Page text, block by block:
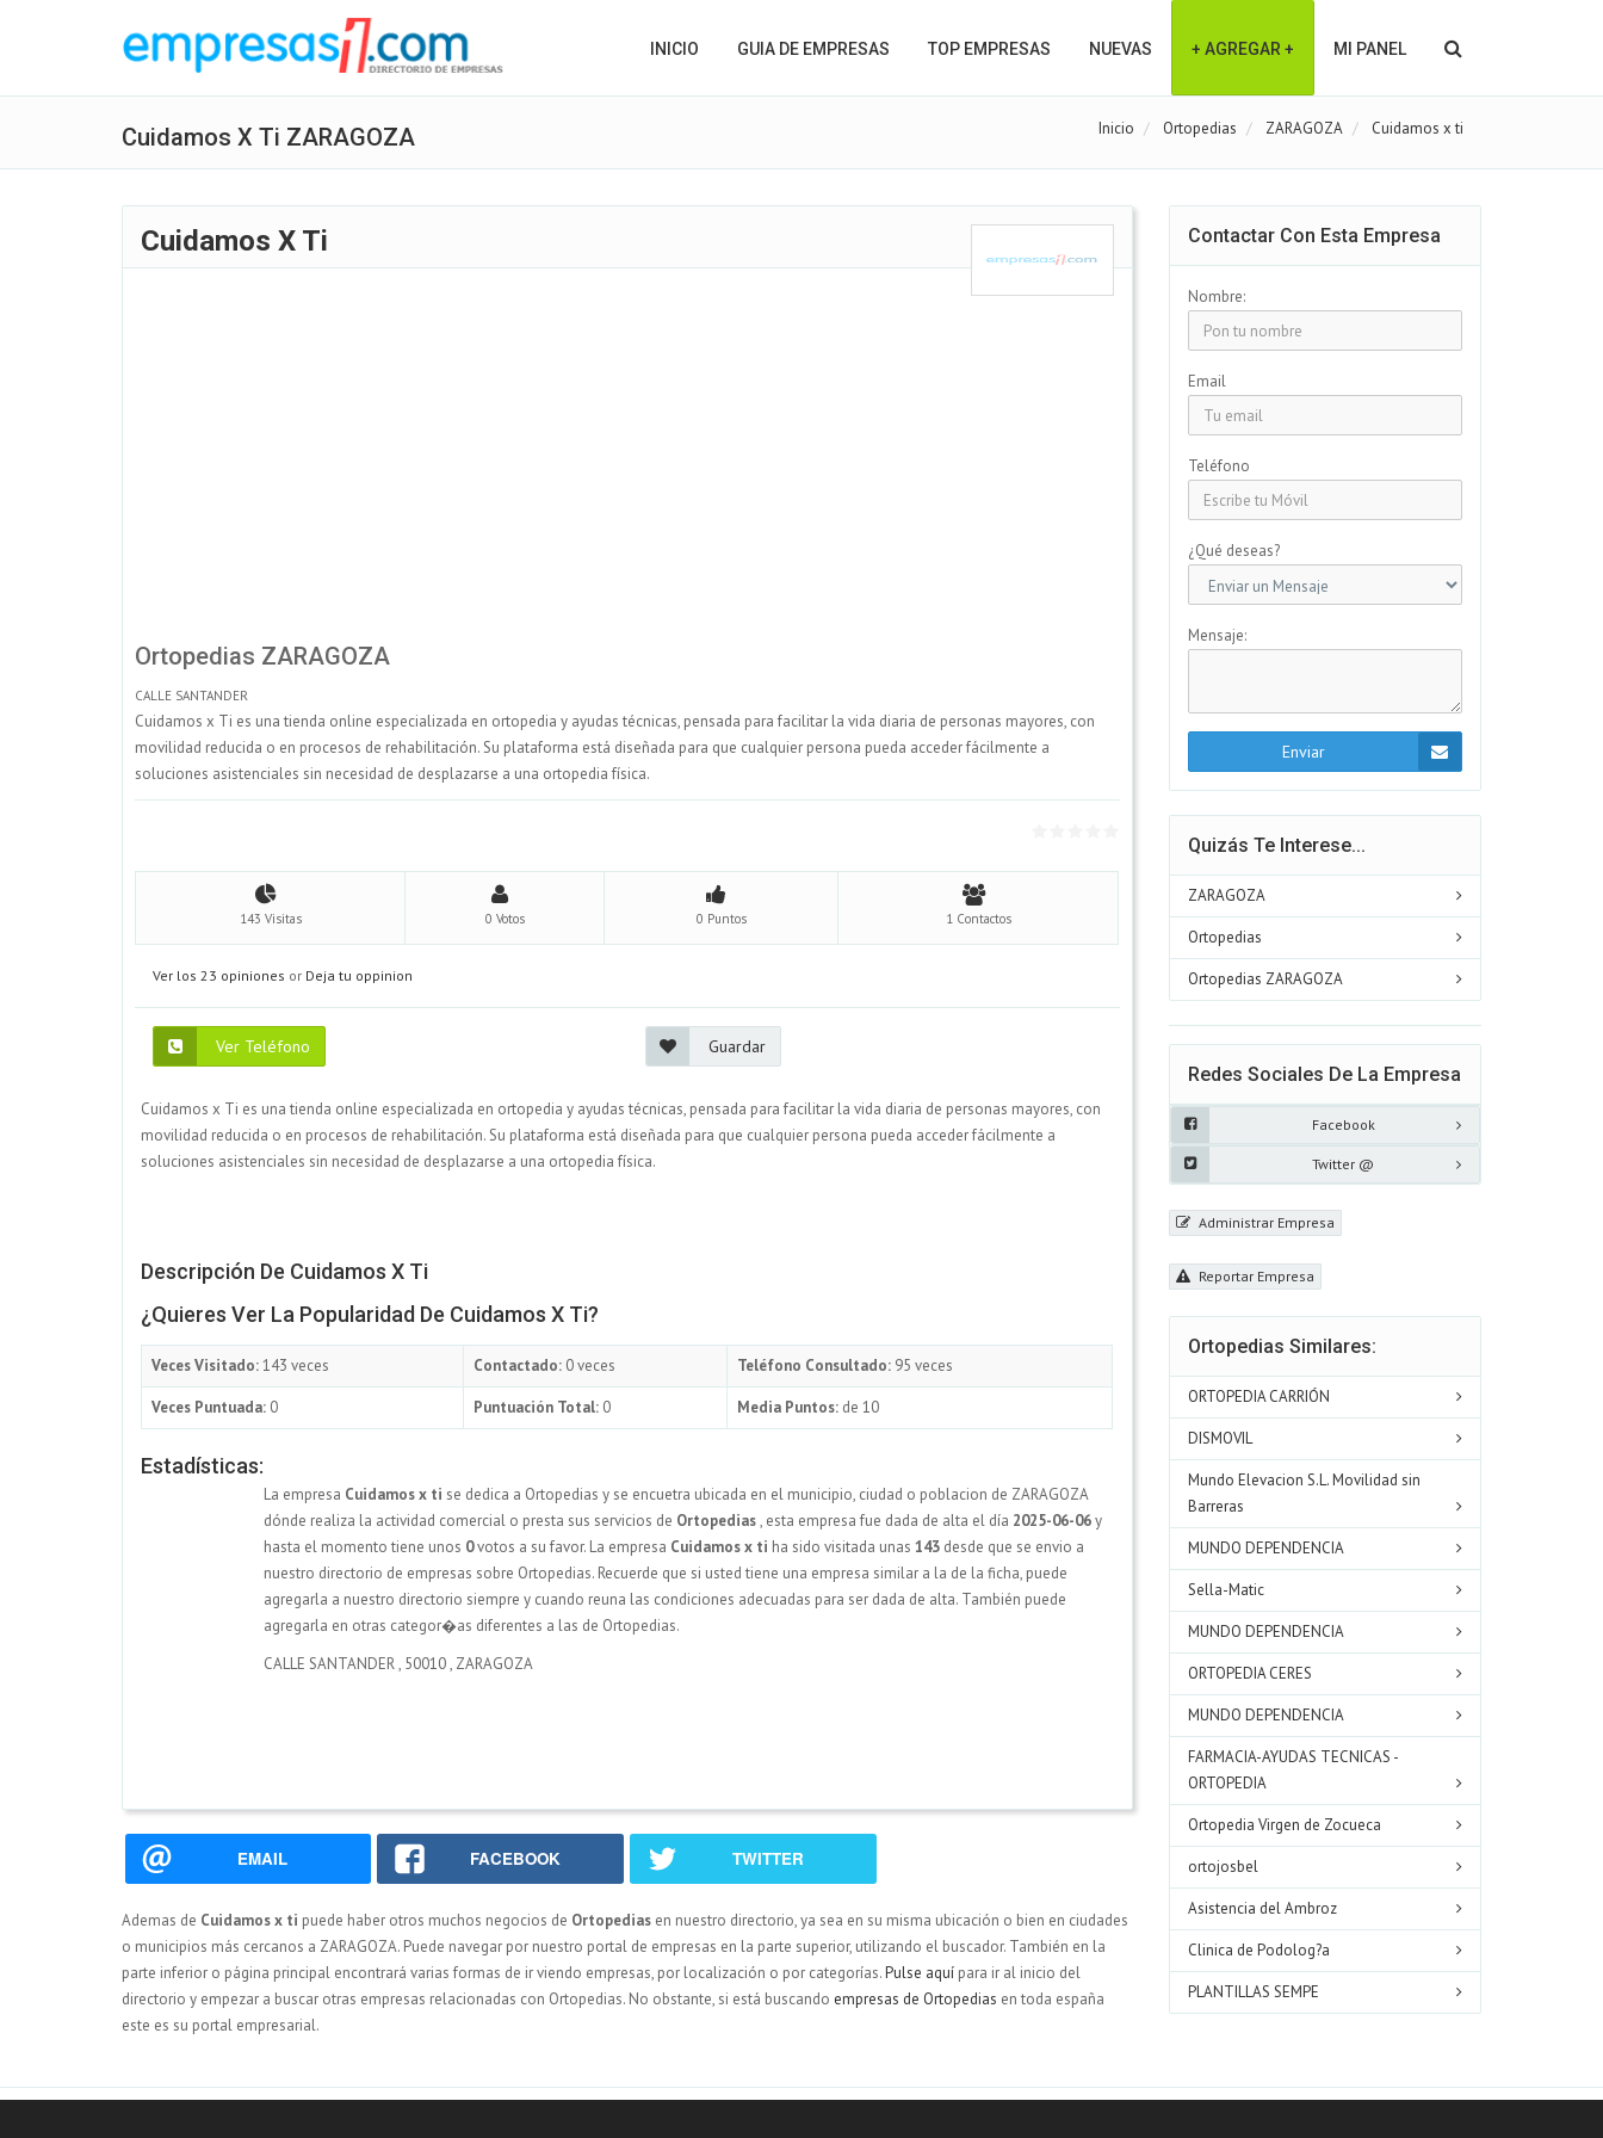
INICIO GUIA DE EMPRESAS TOP EMPRESAS NUEVAS + AGREGAR + MI PANEL
Cuidamos X Ti ZARAGOZA Inicio Ortopedias ZARAGOZA Cuidamos x ti
Cuidamos X Ti
Ortopedias ZARAGOZA
CALLE SANTANDER
Cuidamos x Ti es una tienda online especializada en ortopedia y ayudas técnicas, pensada para facilitar la vida diaria de personas mayores, con
movilidad reducida o en procesos de rehabilitación. Su plataforma está diseñada para que cualquier persona pueda acceder fácilmente a
soluciones asistenciales sin necesidad de desplazarse a una ortopedia física.
143 Visitas 0 Votos 0 Puntos 1 Contactos
Ver los 23 opiniones or Deja tu oppinion
Ver Teléfono Guardar
Cuidamos x Ti es una tienda online especializada en ortopedia y ayudas técnicas, pensada para facilitar la vida diaria de personas mayores, con
movilidad reducida o en procesos de rehabilitación. Su plataforma está diseñada para que cualquier persona pueda acceder fácilmente a
soluciones asistenciales sin necesidad de desplazarse a una ortopedia física.
Descripción De Cuidamos X Ti
¿Quieres Ver La Popularidad De Cuidamos X Ti?
Veces Visitado:143 veces Contactado: 0 veces Teléfono Consultado: 95 veces
Veces Puntuada: 0 Puntuación Total: 0 Media Puntos: de 10
Estadísticas:
La empresa Cuidamos x ti se dedica a Ortopedias y se encuetra ubicada en el municipio, ciudad o poblacion de ZARAGOZA
dónde realiza la actividad comercial o presta sus servicios de Ortopedias, esta empresa fue dada de alta el día 2025-06-06y
hasta el momento tiene unos 0votos a su favor. La empresa Cuidamos x ti ha sido visitada unas 143 desde que se envio a
nuestro directorio de empresas sobre Ortopedias. Recuerde que si usted tiene una empresa similar a la de la ficha, puede
agregarla a nuestro directorio siempre y cuando reuna las condiciones adecuadas para ser dada de alta. También puede
agregarla en otras categor�as diferentes a las de Ortopedias.
CALLE SANTANDER, 50010, ZARAGOZA
EMAIL FACEBOOK TWITTER
Ademas de Cuidamos x ti puede haber otros muchos negocios de Ortopedias en nuestro directorio, ya sea en su misma ubicación o bien en ciudades
o municipios más cercanos a ZARAGOZA. Puede navegar por nuestro portal de empresas en la parte superior, utilizando el buscador. También en la
parte inferior o página principal encontrará varias formas de ir viendo empresas, por localización o por categorías.Pulse aquí para ir al inicio del
directorio y empezar a buscar otras empresas relacionadas con Ortopedias. No obstante, si está buscando empresas de Ortopedias en toda españa
este es su portal empresarial.
Contactar Con Esta Empresa
Nombre:
Email
Teléfono
¿Qué deseas?
Mensaje:
Enviar
Quizás Te Interese...
ZARAGOZA
Ortopedias
Ortopedias ZARAGOZA
Redes Sociales De La Empresa
Facebook
Twitter @
Administrar Empresa
Reportar Empresa
Ortopedias Similares:
ORTOPEDIA CARRIÓN
DISMOVIL
Mundo Elevacion S.L. Movilidad sin
Barreras
MUNDO DEPENDENCIA
Sella-Matic
MUNDO DEPENDENCIA
ORTOPEDIA CERES
MUNDO DEPENDENCIA
FARMACIA-AYUDAS TECNICAS -
ORTOPEDIA
Ortopedia Virgen de Zocueca
ortojosbel
Asistencia del Ambroz
Clinica de Podolog?a
PLANTILLAS SEMPE